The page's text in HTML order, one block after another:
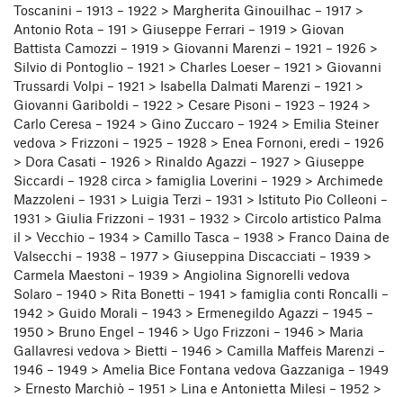
Toscanini – 1913 – 1922 > Margherita Ginouilhac – 1917 >
Antonio Rota – 191 > Giuseppe Ferrari – 1919 > Giovan
Battista Camozzi – 1919 > Giovanni Marenzi – 1921 – 1926 >
Silvio di Pontoglio – 1921 > Charles Loeser – 1921 > Giovanni
Trussardi Volpi – 1921 > Isabella Dalmati Marenzi – 1921 >
Giovanni Gariboldi – 1922 > Cesare Pisoni – 1923 – 1924 >
Carlo Ceresa – 1924 > Gino Zuccaro – 1924 > Emilia Steiner
vedova > Frizzoni – 1925 – 1928 > Enea Fornoni, eredi – 1926
> Dora Casati – 1926 > Rinaldo Agazzi – 1927 > Giuseppe
Siccardi – 1928 circa > famiglia Loverini – 1929 > Archimede
Mazzoleni – 1931 > Luigia Terzi – 1931 > Istituto Pio Colleoni –
1931 > Giulia Frizzoni – 1931 – 1932 > Circolo artistico Palma
il > Vecchio – 1934 > Camillo Tasca – 1938 > Franco Daina de
Valsecchi – 1938 – 1977 > Giuseppina Discacciati – 1939 >
Carmela Maestoni – 1939 > Angiolina Signorelli vedova
Solaro – 1940 > Rita Bonetti – 1941 > famiglia conti Roncalli –
1942 > Guido Morali – 1943 > Ermenegildo Agazzi – 1945 –
1950 > Bruno Engel – 1946 > Ugo Frizzoni – 1946 > Maria
Gallavresi vedova > Bietti – 1946 > Camilla Maffeis Marenzi –
1946 – 1949 > Amelia Bice Fontana vedova Gazzaniga – 1949
> Ernesto Marchiò – 1951 > Lina e Antonietta Milesi – 1952 >